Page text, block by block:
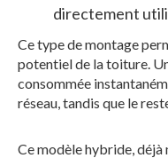
directement
Ce type de montage
potentiel de la toiture.
consommée
réseau, tandis que le
Ce modèle hybride, déjà